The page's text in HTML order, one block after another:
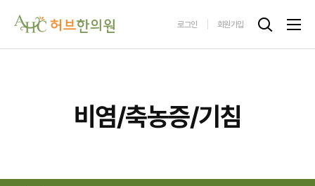
로그인 회원가입
비염/축농증/기침